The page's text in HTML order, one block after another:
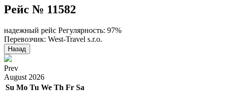
Рейс № 11582
надежный рейс Регулярность: 97%
Перевозчик: West-Travel s.r.o.
Назад
Prev
August 2026
Su Mo Tu We Th Fr Sa